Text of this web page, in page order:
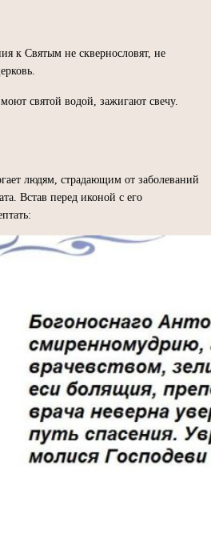
к Святым не сквернословят, не
святой водой, зажигают свечу.
людям, страдающим от заболеваний
Встав перед иконой с его